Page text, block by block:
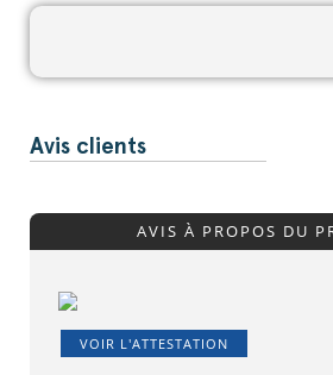
Avis clients
AVIS À PROPOS DU
VOIR L'ATTESTATION